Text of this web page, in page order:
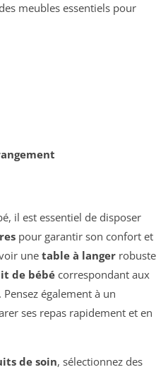
meubles essentiels pour
il est essentiel de disposer
pour garantir son confort et
une table à langer robuste
de bébé correspondant aux
également à un
ses repas rapidement et en
de soin, sélectionnez des